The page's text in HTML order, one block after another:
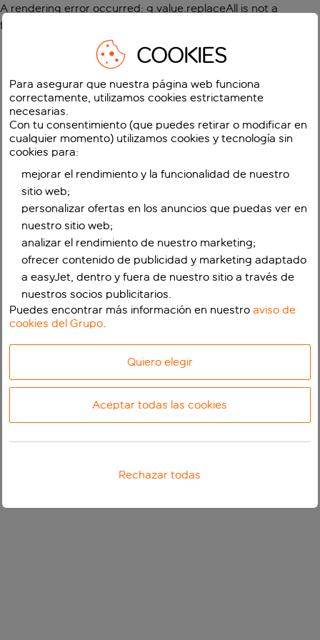
A rendering error occurred: g.value.replaceAll is not a
function
COOKIES
Para asegurar que nuestra página web funciona
correctamente, utilizamos cookies estrictamente
necesarias.
Con tu consentimiento (que puedes retirar o modificar en
cualquier momento) utilizamos cookies y tecnología sin
cookies para:
mejorar el rendimiento y la funcionalidad de nuestro
sitio web;
personalizar ofertas en los anuncios que puedas ver en
nuestro sitio web;
analizar el rendimiento de nuestro marketing;
ofrecer contenido de publicidad y marketing adaptado
a easyJet, dentro y fuera de nuestro sitio a través de
nuestros socios publicitarios.
Puedes encontrar más información en nuestroaviso de
cookies del Grupo.
Quiero elegir
Aceptar todas las cookies
Rechazar todas